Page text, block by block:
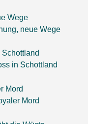
neue Wege
in Schottland
Mord